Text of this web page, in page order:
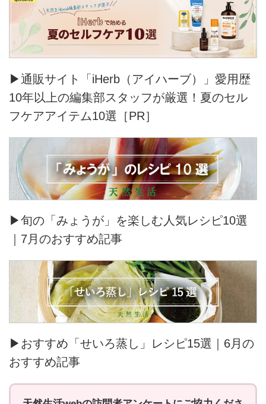
▶通販サイト「iHerb（アイハーブ）」愛用歴
10年以上の編集部スタッフが厳選！夏のセル
フケアアイテム10選［PR］
▶旬の「みょうが」を楽しむ人気レシピ10選
｜7月のおすすめ記事
▶おすすめ「せいろ蒸し」レシピ15選｜6月の
おすすめ記事